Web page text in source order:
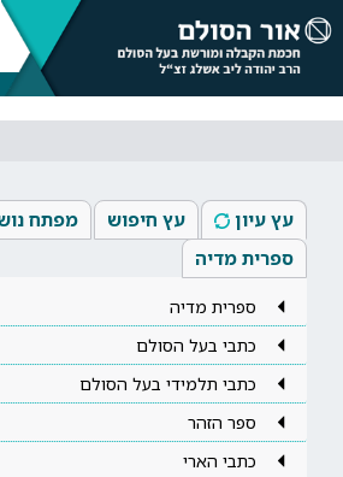
עץ עיון עץ חיפוש
מפתח
ספרית מדיה
ספרית מדיה
כתבי בעל הסולם
כתבי תלמידי בעל הסולם
ספר הזהר
כתבי הארי